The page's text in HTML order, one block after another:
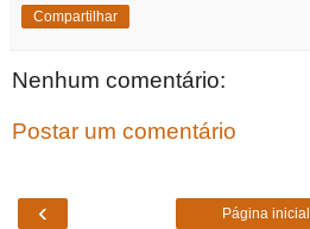
Compartilhar
Nenhum comentário:
Postar um comentário
‹ Página inicial